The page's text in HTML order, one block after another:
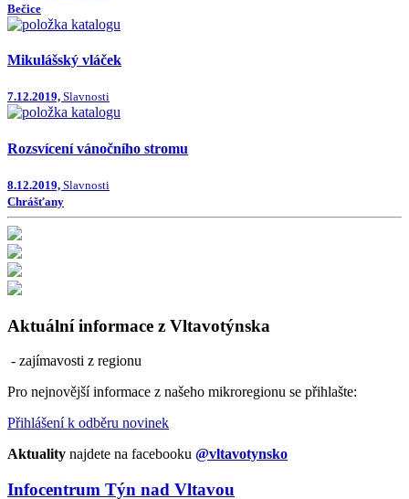
Bečice
Mikulášský vláček
7.12.2019, Slavnosti
Rozsvícení vánočního stromu
8.12.2019, Slavnosti
Chrášťany
Aktuální informace z Vltavotýnska
- zajímavosti z regionu
Pro nejnovější informace z našeho mikroregionu se přihlašte:
Přihlášení k odběru novinek
Aktuality najdete na facebooku @vltavotynsko
Infocentrum Týn nad Vltavou